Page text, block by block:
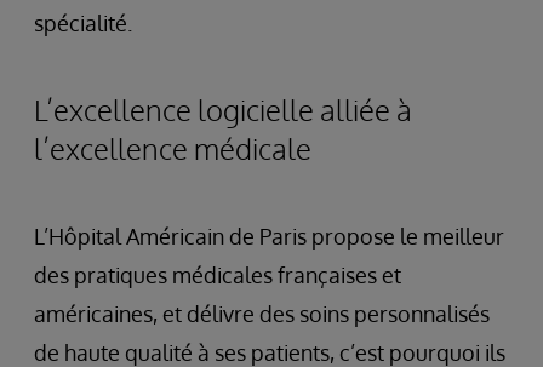
spécialité.
L’excellence logicielle alliée à
l’excellence médicale
L’Hôpital Américain de Paris propose le meilleur
des pratiques médicales françaises et
américaines, et délivre des soins personnalisés
de haute qualité à ses patients, c’est pourquoi ils